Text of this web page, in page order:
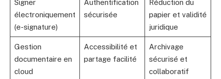
Signer
électroniquement
(e-signature)
Authentification
sécurisée
Réduction du
papier et validité
juridique
Gestion
documentaire en
cloud
Accessibilité et
partage facilité
Archivage
sécurisé et
collaboratif